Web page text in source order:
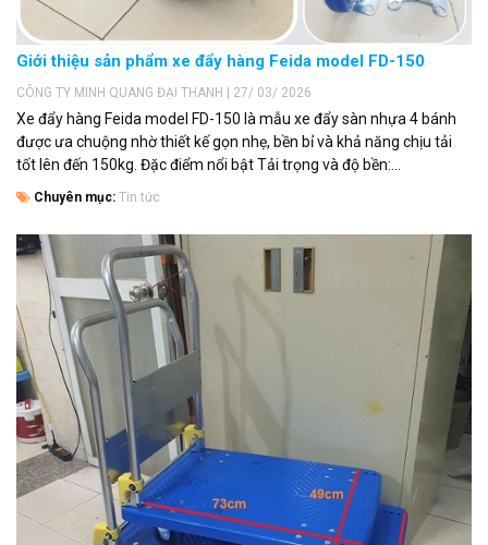
Giới thiệu sản phẩm xe đẩy hàng Feida model FD-150
CÔNG TY MINH QUANG ĐẠI THANH | 27/ 03/ 2026
Xe đẩy hàng Feida model FD-150 là mẫu xe đẩy sàn nhựa 4 bánh
được ưa chuộng nhờ thiết kế gọn nhẹ, bền bỉ và khả năng chịu tải
tốt lên đến 150kg. Đặc điểm nổi bật Tải trọng và độ bền:...
Chuyên mục: Tin tức